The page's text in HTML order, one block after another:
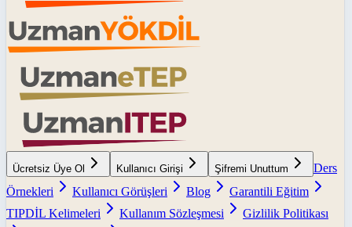
Ücretsiz Üye Ol Kullanıcı Girişi Şifremi Unuttum
Ders
Örnekleri
Kullanıcı Görüşleri Blog
Garantili Eğitim
TIPDİL Kelimeleri
Kullanım Sözleşmesi
Gizlilik Politikası